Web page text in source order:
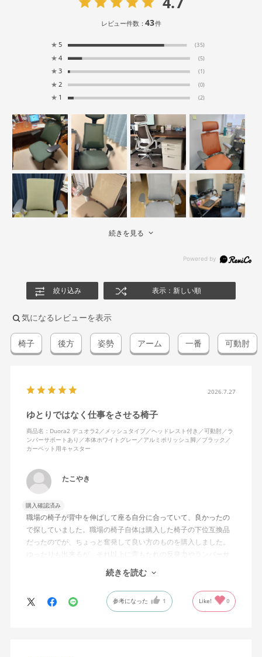
レビュー件数：43件
★ 5 (35)
★ 4 (5)
★ 3 (1)
★ 2 (0)
★ 1 (2)
続きを見る
絞り込み 表示：新しい順
気になるレビューを表示
椅子 後方 姿勢 アーム 一番 可動肘
2026.7.27
ゆとりではなく仕事をさせる椅子
商品名：Duora2 デュオラ2／メッシュタイプ／ヘッドレスト付き／可動肘／ラ
ンバーサポートあり／本体ホワイトグレー／アルミポリッシュ脚／ブラック／
カーペット用キャスター
たこやき
購入確認済み
職場の椅子が背中を伸ばして座る自分に合っていて、良かったの
で探していました。職場の椅子自体は購入した椅子の下位互換品
だったのでが、ちょっと奮発して良い方のものを購入しました。
ゆったりも出来るが、それ以上に背もたれの反発力やランバーサ
ポートを突き出したり出来るので、モニターに向かわす方にも力
が入っていて仕事をするにはすごく良い椅子でした。
続きを読む
参考になった 1 Like! 0